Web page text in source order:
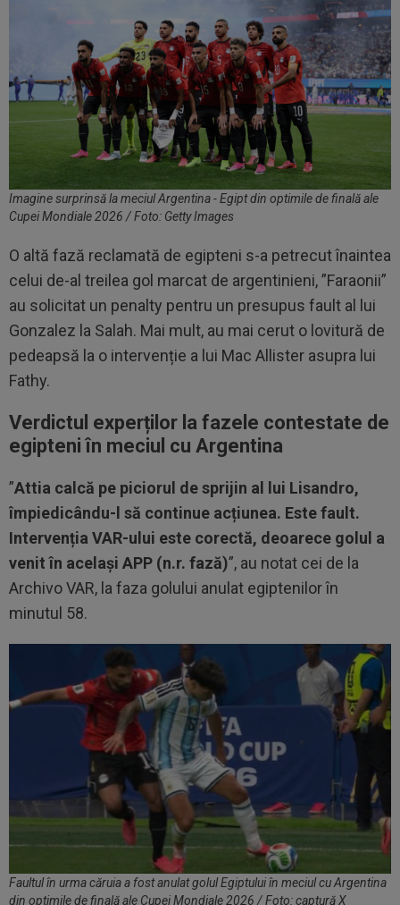
Imagine surprinsă la meciul Argentina - Egipt din optimile de finală ale
Cupei Mondiale 2026 / Foto: Getty Images
O altă fază reclamată de egipteni s-a petrecut înaintea
celui de-al treilea gol marcat de argentinieni, ”Faraonii”
au solicitat un penalty pentru un presupus fault al lui
Gonzalez la Salah. Mai mult, au mai cerut o lovitură de
pedeapsă la o intervenție a lui Mac Allister asupra lui
Fathy.
Verdictul experților la fazele contestate de
egipteni în meciul cu Argentina
”Attia calcă pe piciorul de sprijin al lui Lisandro,
împiedicându-l să continue acțiunea. Este fault.
Intervenția VAR-ului este corectă, deoarece golul a
venit în același APP (n.r. fază)”, au notat cei de la
Archivo VAR, la faza golului anulat egiptenilor în
minutul 58.
Faultul în urma căruia a fost anulat golul Egiptului în meciul cu Argentina
din optimile de finală ale Cupei Mondiale 2026 / Foto: captură X